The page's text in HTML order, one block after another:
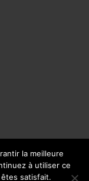
la meilleure
à utiliser ce
satisfait.